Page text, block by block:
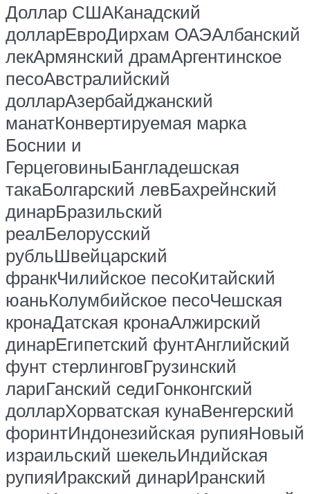
Доллар СШАКанадский
долларЕвроДирхам ОАЭАлбанский
лекАрмянский драмАргентинское
песоАвстралийский
долларАзербайджанский
манатКонвертируемая марка
Боснии и
ГерцеговиныБангладешская
такаБолгарский левБахрейнский
динарБразильский
реалБелорусский
рубльШвейцарский
франкЧилийское песоКитайский
юаньКолумбийское песоЧешская
кронаДатская кронаАлжирский
динарЕгипетский фунтАнглийский
фунт стерлинговГрузинский
лариГанский седиГонконгский
долларХорватская кунаВенгерский
форинтИндонезийская рупияНовый
израильский шекельИндийская
рупияИракский динарИранский